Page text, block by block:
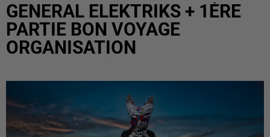
GENERAL ELEKTRIKS + 1ÈRE
PARTIE BON VOYAGE
ORGANISATION